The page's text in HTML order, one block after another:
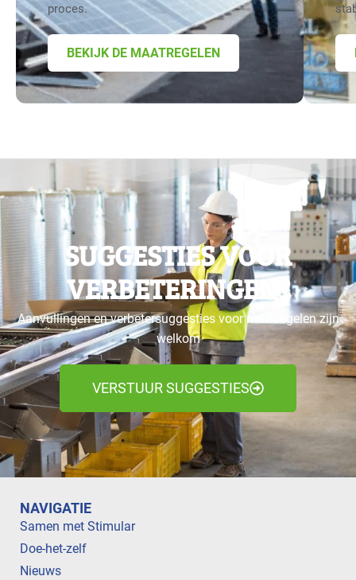
proces.
BEKIJK DE MAATREGELEN
SUGGESTIES VOOR
VERBETERINGEN?
Aanvullingen en verbetersuggesties voor maatregelen zijn
welkom
VERSTUUR SUGGESTIES
NAVIGATIE
Samen met Stimular
Doe-het-zelf
Nieuws